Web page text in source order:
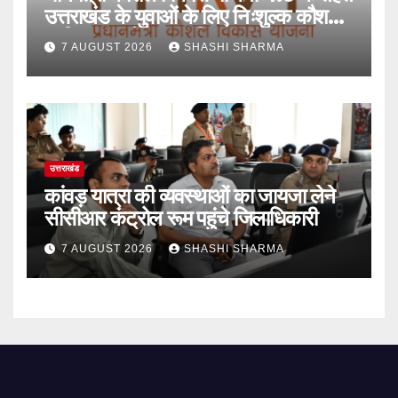
उत्तराखंड के युवाओं के लिए निःशुल्क कौशल
प्रशिक्षण, आवेदन आमंत्रित
7 AUGUST 2026 SHASHI SHARMA
उत्तराखंड
कांवड़ यात्रा की व्यवस्थाओं का जायजा लेने
सीसीआर कंट्रोल रूम पहुंचे जिलाधिकारी
7 AUGUST 2026 SHASHI SHARMA